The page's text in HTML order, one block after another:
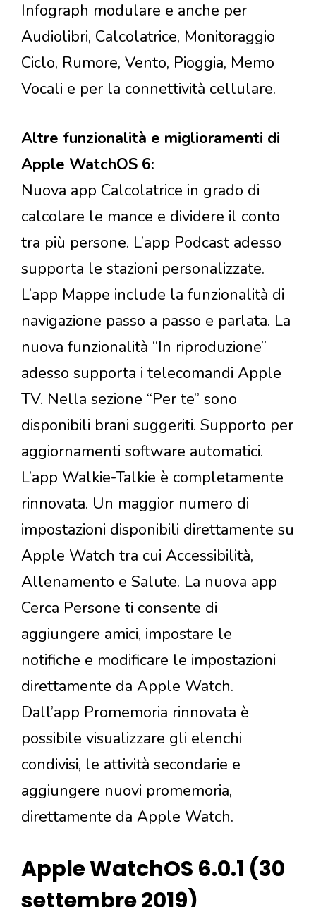
Infograph modulare e anche per
Audiolibri, Calcolatrice, Monitoraggio
Ciclo, Rumore, Vento, Pioggia, Memo
Vocali e per la connettività cellulare.
Altre funzionalità e miglioramenti di
Apple WatchOS 6:
Nuova app Calcolatrice in grado di
calcolare le mance e dividere il conto
tra più persone. L’app Podcast adesso
supporta le stazioni personalizzate.
L’app Mappe include la funzionalità di
navigazione passo a passo e parlata. La
nuova funzionalità “In riproduzione”
adesso supporta i telecomandi Apple
TV. Nella sezione “Per te” sono
disponibili brani suggeriti. Supporto per
aggiornamenti software automatici.
L’app Walkie-Talkie è completamente
rinnovata. Un maggior numero di
impostazioni disponibili direttamente su
Apple Watch tra cui Accessibilità,
Allenamento e Salute. La nuova app
Cerca Persone ti consente di
aggiungere amici, impostare le
notifiche e modificare le impostazioni
direttamente da Apple Watch.
Dall’app Promemoria rinnovata è
possibile visualizzare gli elenchi
condivisi, le attività secondarie e
aggiungere nuovi promemoria,
direttamente da Apple Watch.
Apple WatchOS 6.0.1 (30
settembre 2019)